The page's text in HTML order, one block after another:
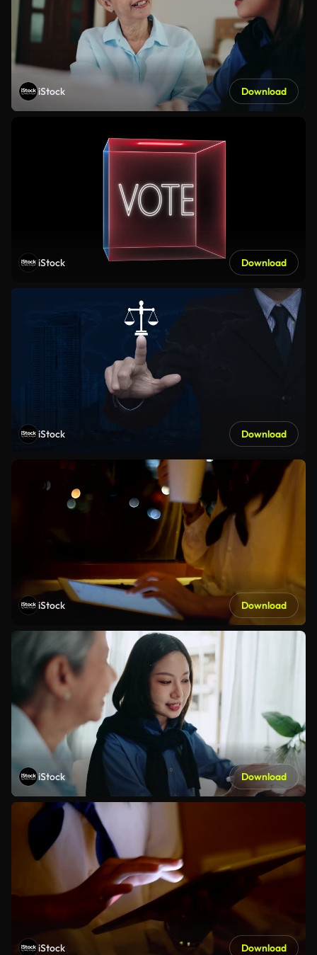
iStock Download
iStock Download
iStock Download
iStock Download
iStock Download
iStock Download